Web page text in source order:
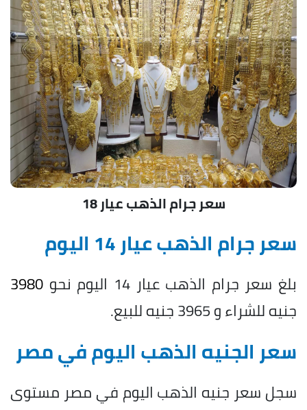
سعر جرام الذهب عيار 18
سعر جرام الذهب عيار 14 اليوم
بلغ سعر جرام الذهب عيار 14 اليوم نحو
3980
جنيه للشراء و 3965 جنيه للبيع.
سعر الجنيه الذهب اليوم في مصر
سجل سعر جنيه الذهب اليوم في مصر مستوى